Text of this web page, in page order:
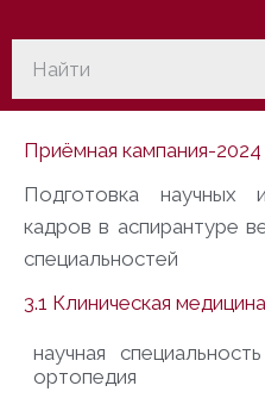
Приёмная кампания-2024
Подготовка научных и
кадров в аспирантуре
специальностей
3.1 Клиническая
научная специальность
ортопедия